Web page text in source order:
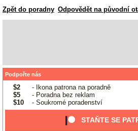
Zpět do poradny Odpovědět na původní
Podpořte nás
$2
- Ikona patrona na poradně
$5
- Poradna bez reklam
$10
- Soukromé poradenství
STAŇTE SE